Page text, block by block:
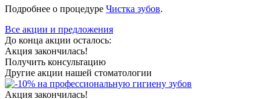
Подробнее о процедуре Чистка зубов.
Все акции и предложения
До конца акции осталось:
Акция закончилась!
Получить консультацию
Другие акции нашей стоматологии
Акция закончилась!